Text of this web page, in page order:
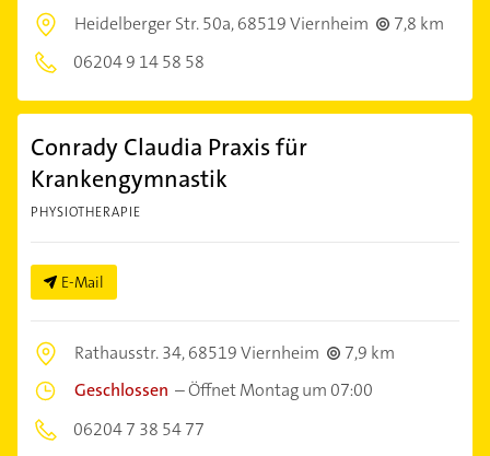
Heidelberger Str. 50a,68519 Viernheim
7,8 km
06204 9 14 58 58
Conrady Claudia Praxis für
Krankengymnastik
PHYSIOTHERAPIE
E-Mail
Rathausstr. 34,68519 Viernheim
7,9 km
Geschlossen –Öffnet Montag um 07:00
06204 7 38 54 77